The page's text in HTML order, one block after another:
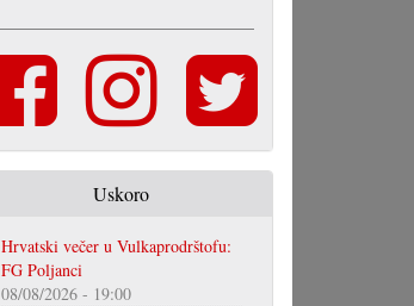
Uskoro
Hrvatski večer u Vulkaprodrštofu:
FG Poljanci
08/08/2026 - 19:00